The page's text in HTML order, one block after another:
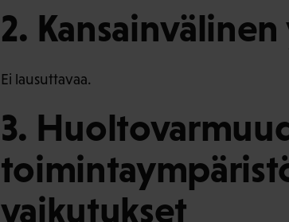
2.
Ei lausuttavaa.
3.
vaikutukset